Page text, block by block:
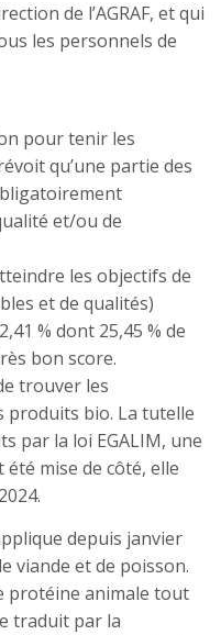
de l’AGRAF, et qui
les personnels de
pour tenir les
qu’une partie des
et/ou de
les objectifs de
et de qualités)
% dont 25,45 % de
bon score.
trouver les
produits bio. La tutelle
par la loi EGALIM, une
mise de côté, elle
depuis janvier
viande et de poisson.
protéine animale tout
traduit par la